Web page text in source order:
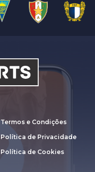
Termos e Condições
Política de Privacidade
Política de Cookies